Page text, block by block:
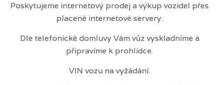
Poskytujeme internetový prodej a výkup vozidel přes
placené internetové servery.
Dle telefonické domluvy Vám vůz vyskladníme a
připravíme k prohlídce.
VIN vozu na vyžádání.